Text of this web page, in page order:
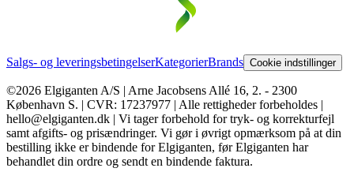
Salgs- og leveringsbetingelserKategorierBrands Cookie indstillinger
©2026 Elgiganten A/S | Arne Jacobsens Allé 16, 2. - 2300
København S. | CVR: 17237977 | Alle rettigheder forbeholdes |
hello@elgiganten.dk | Vi tager forbehold for tryk- og korrekturfejl
samt afgifts- og prisændringer. Vi gør i øvrigt opmærksom på at din
bestilling ikke er bindende for Elgiganten, før Elgiganten har
behandlet din ordre og sendt en bindende faktura.